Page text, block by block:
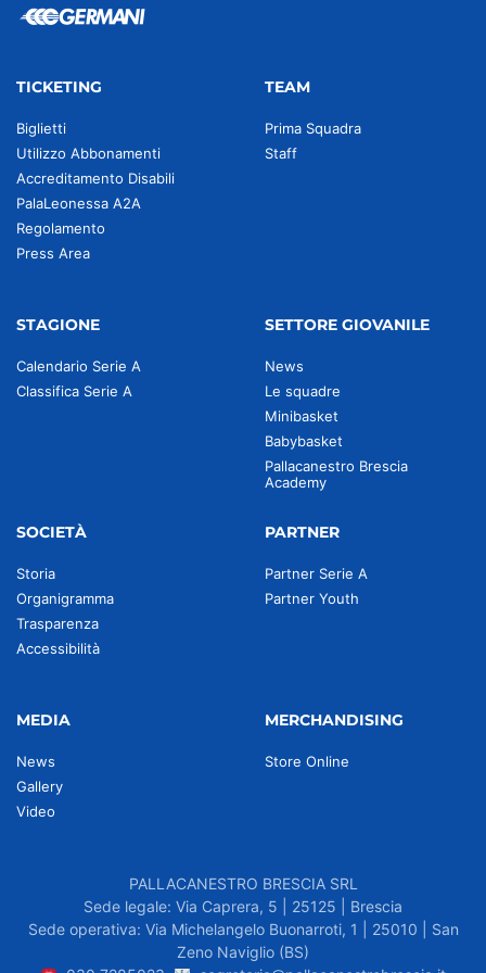
TICKETING
Biglietti
Utilizzo Abbonamenti
Accreditamento Disabili
PalaLeonessa A2A
Regolamento
Press Area
TEAM
Prima Squadra
Staff
STAGIONE
Calendario Serie A
Classifica Serie A
SETTORE GIOVANILE
News
Le squadre
Minibasket
Babybasket
Pallacanestro Brescia
Academy
SOCIETÀ
Storia
Organigramma
Trasparenza
Accessibilità
PARTNER
Partner Serie A
Partner Youth
MEDIA
News
Gallery
Video
MERCHANDISING
Store Online
PALLACANESTRO BRESCIA SRL
Sede legale: Via Caprera, 5 | 25125 | Brescia
Sede operativa: Via Michelangelo Buonarroti, 1 | 25010 | San
Zeno Naviglio (BS)